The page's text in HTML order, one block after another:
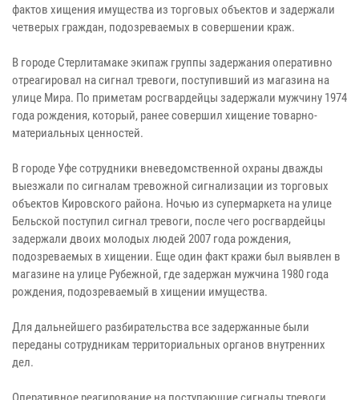
фактов хищения имущества из торговых объектов и задержали
четверых граждан, подозреваемых в совершении краж.
В городе Стерлитамаке экипаж группы задержания оперативно
отреагировал на сигнал тревоги, поступивший из магазина на
улице Мира. По приметам росгвардейцы задержали мужчину 1974
года рождения, который, ранее совершил хищение товарно-
материальных ценностей.
В городе Уфе сотрудники вневедомственной охраны дважды
выезжали по сигналам тревожной сигнализации из торговых
объектов Кировского района. Ночью из супермаркета на улице
Бельской поступил сигнал тревоги, после чего росгвардейцы
задержали двоих молодых людей 2007 года рождения,
подозреваемых в хищении. Еще один факт кражи был выявлен в
магазине на улице Рубежной, где задержан мужчина 1980 года
рождения, подозреваемый в хищении имущества.
Для дальнейшего разбирательства все задержанные были
переданы сотрудникам территориальных органов внутренних
дел.